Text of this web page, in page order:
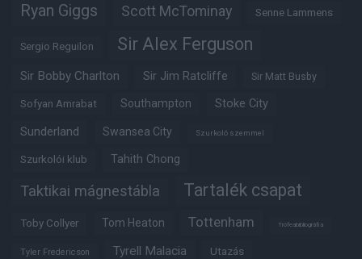
Ryan Giggs Scott McTominay Senne Lammens
Sergio Reguilon Sir Alex Ferguson
Sir Bobby Charlton Sir Jim Ratcliffe Sir Matt Busby
Sofyan Amrabat Southampton Stoke City
Sunderland Swansea City Szurkoló szemmel
Szurkolói klub Tahith Chong
Taktikai mágnestábla Tartalék csapat
Toby Collyer Tom Heaton Tottenham Trófeabibliográfia
Tyler Fredericson Tyrell Malacia Utazás